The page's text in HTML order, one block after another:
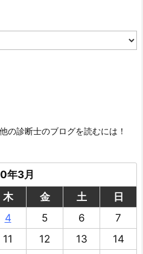
の診断士のブログを読むには！
年3月
木 金 土
日
4 5 6
7
11 12 13
14